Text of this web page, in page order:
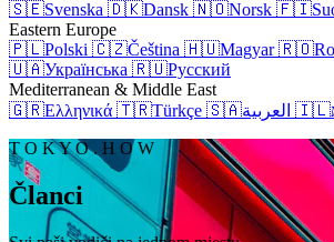
🇸🇪Svenska 🇩🇰Dansk 🇳🇴Norsk 🇫🇮
Eastern Europe
🇵🇱Polski 🇨🇿Čeština 🇭🇺Magyar🇷🇴
🇺🇦Українська 🇷🇺Русский
Mediterranean & Middle East
🇬🇷Ελληνικά 🇹🇷Türkçe 🇸🇦 🇮🇱
T O K Y O . H O W
Članci